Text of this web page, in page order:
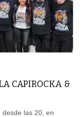
CAPIROCKA &
las 20, en